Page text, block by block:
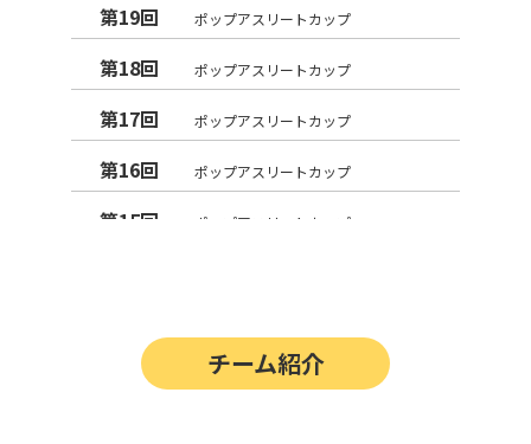
第19回 ポップアスリートカップ
第18回 ポップアスリートカップ
第17回 ポップアスリートカップ
第16回 ポップアスリートカップ
第15回 ポップアスリートカップ
第12回 決勝戦の動画はこちらから
チーム紹介